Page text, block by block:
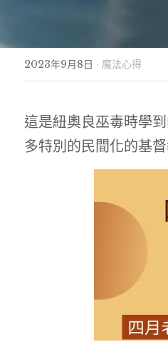
2023年9月8日 · 魔法心得
這是紐奧良巫毒時學
多特別的民間化的基